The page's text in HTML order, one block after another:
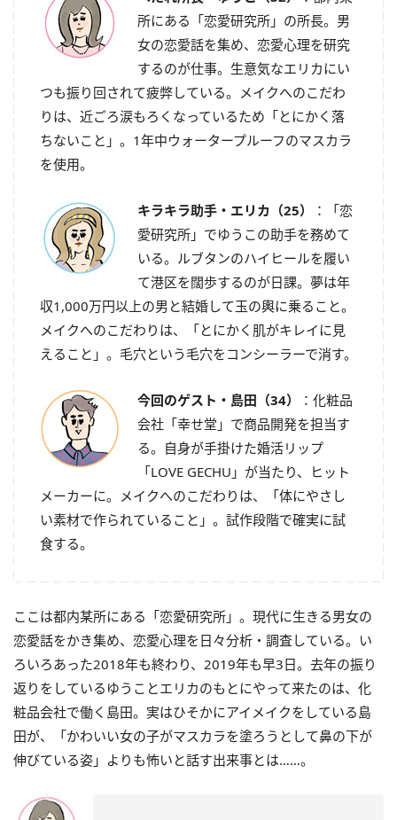
所にある「恋愛研究所」の所長。男
女の恋愛話を集め、恋愛心理を研究
するのが仕事。生意気なエリカにい
つも振り回されて疲弊している。メイクへのこだわ
りは、近ごろ涙もろくなっているため「とにかく落
ちないこと」。1年中ウォータープルーフのマスカラ
を使用。
キラキラ助手・エリカ（25）
：「恋
愛研究所」でゆうこの助手を務めて
いる。ルブタンのハイヒールを履い
て港区を闊歩するのが日課。夢は年
収1,000万円以上の男と結婚して玉の輿に乗ること。
メイクへのこだわりは、「とにかく肌がキレイに見
えること」。毛穴という毛穴をコンシーラーで消す。
今回のゲスト・島田（34）
：化粧品
会社「幸せ堂」で商品開発を担当す
る。自身が手掛けた婚活リップ
「LOVE GECHU」が当たり、ヒット
メーカーに。メイクへのこだわりは、「体にやさし
い素材で作られていること」。試作段階で確実に試
食する。
ここは都内某所にある「恋愛研究所」。現代に生きる男女の
恋愛話をかき集め、恋愛心理を日々分析・調査している。い
ろいろあった2018年も終わり、2019年も早3日。 去年の振り
返りをしているゆうことエリカのもとにやって来たのは、化
粧品会社で働く島田。実はひそかにアイメイクをしている島
田が、「かわいい女の子がマスカラを塗ろうとして鼻の下が
伸びている姿」よりも怖いと話す出来事とは……。